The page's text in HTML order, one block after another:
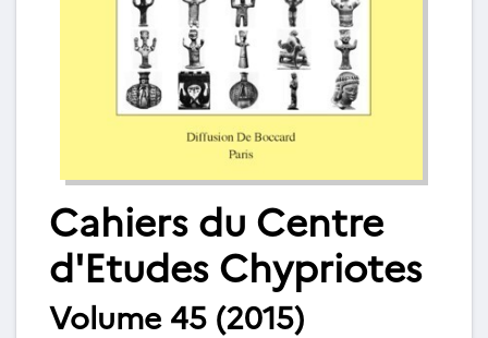
Cahiers du Centre
d'Etudes Chypriotes
Volume 45 (2015)